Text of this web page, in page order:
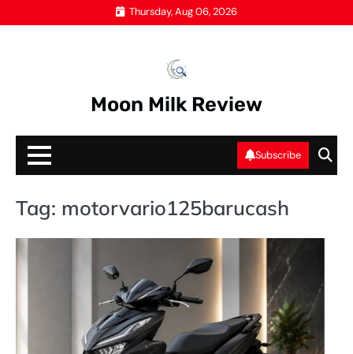
to
Thursday, Aug 06, 2026
Moon Milk Review
Subscribe
Tag: motorvario125barucash